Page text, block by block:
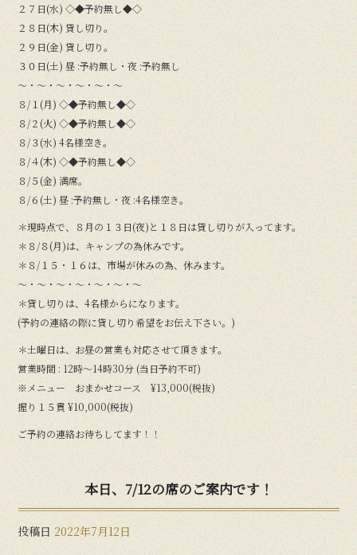
２７日(水) ◇◆予約無し◆◇
２８日(木) 貸し切り。
２９日(金) 貸し切り。
３０日(土) 昼 :予約無し・夜 :予約無し
〜・〜・〜・〜・〜・〜
８/１(月) ◇◆予約無し◆◇
８/２(火) ◇◆予約無し◆◇
８/３(水) 4名様空き。
８/４(木) ◇◆予約無し◆◇
８/５(金) 満席。
８/６(土) 昼 :予約無し・夜 :4名様空き。
＊現時点で、８月の１３日(夜)と１８日は貸し切りが入ってます。
＊８/８(月)は、キャンプの為休みです。
＊８/１５・１６は、市場が休みの為、休みます。
〜・〜・〜・〜・〜・〜・〜
＊貸し切りは、4名様からになります。
(予約の連絡の際に貸し切り希望をお伝え下さい。)
＊土曜日は、お昼の営業も対応させて頂きます。
営業時間 : 12時〜14時30分 (当日予約不可)
※メニュー おまかせコース ¥13,000(税抜)
握り１５貫 ¥10,000(税抜)
ご予約の連絡お待ちしてます！！
本日、7/12の席のご案内です！
投稿日 2022年7月12日